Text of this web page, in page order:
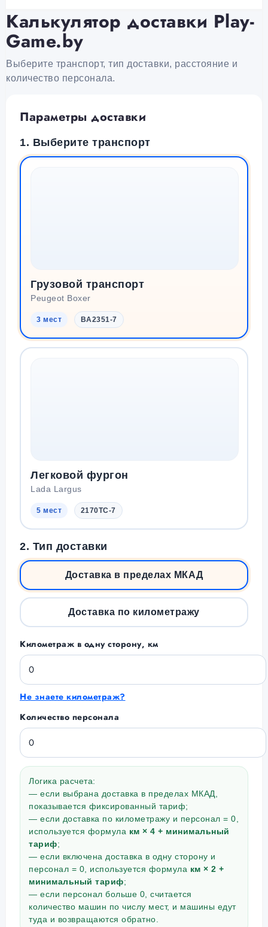
Калькулятор доставки Play-
Game.by
Выберите транспорт, тип доставки, расстояние и
количество персонала.
Параметры доставки
1. Выберите транспорт
Грузовой транспорт
Peugeot Boxer
3 мест BA2351-7
Легковой фургон
Lada Largus
5 мест 2170TC-7
2. Тип доставки
Доставка в пределах МКАД
Доставка по километражу
Километраж в одну сторону, км
Не знаете километраж?
Количество персонала
Логика расчета:
— если выбрана доставка в пределах МКАД,
показывается фиксированный тариф;
— если доставка по километражу и персонал = 0,
используется формула км × 4 + минимальный
тариф;
— если включена доставка в одну сторону и
персонал = 0, используется формула км × 2 +
минимальный тариф;
— если персонал больше 0, считается
количество машин по числу мест, и машины едут
туда и возвращаются обратно.